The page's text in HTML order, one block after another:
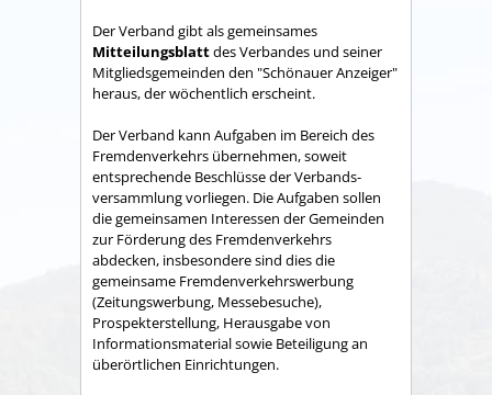
Der Verband gibt als gemeinsames
Mitteilungsblattdes Verbandes und seiner
Mitgliedsgemeinden den "Schönauer Anzeiger"
heraus, der wöchentlich erscheint.
Der Verband kann Aufgaben im Bereich des
Fremdenverkehrs übernehmen, soweit
entsprechende Beschlüsse der Verbands­
versammlung vorliegen. Die Aufgaben sollen
die gemeinsamen Interessen der Gemeinden
zur Förderung des Fremdenverkehrs
abdecken, insbesondere sind dies die
gemeinsame Fremden­verkehrswerbung
(Zeitungswerbung, Messebesuche),
Prospekter­stellung, Herausgabe von
Informationsmaterial sowie Betei­ligung an
überörtlichen Einrichtungen.